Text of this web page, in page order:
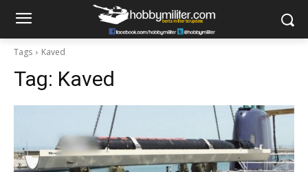
Tags Kaved
Tag: Kaved